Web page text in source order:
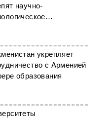
научно-
укрепляет
с Арменией
образования